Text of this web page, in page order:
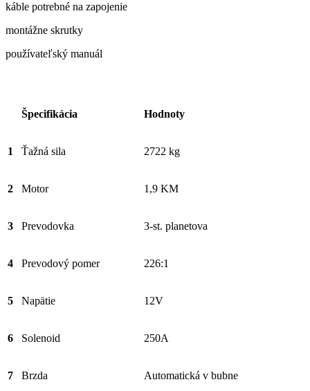
káble potrebné na zapojenie
montážne skrutky
používateľský manuál
Špecifikácia Hodnoty
1 Ťažná sila 2722 kg
2 Motor 1,9 KM
3 Prevodovka 3-st. planetova
4 Prevodový pomer 226:1
5 Napätie 12V
6 Solenoid 250A
7 Brzda Automatická v bubne